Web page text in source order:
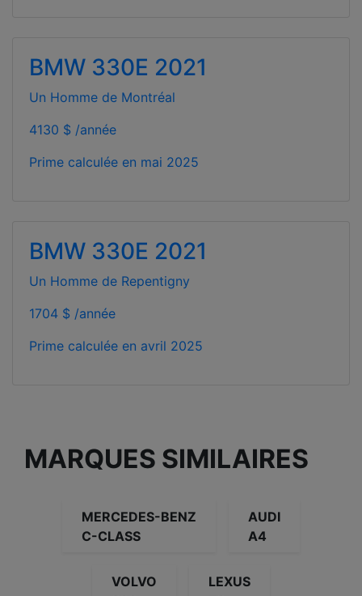
BMW 330E 2021
Un Homme de Montréal
4130 $ /année
Prime calculée en mai 2025
BMW 330E 2021
Un Homme de Repentigny
1704 $ /année
Prime calculée en avril 2025
MARQUES SIMILAIRES
MERCEDES-BENZ
C-CLASS
AUDI
A4
VOLVO
LEXUS